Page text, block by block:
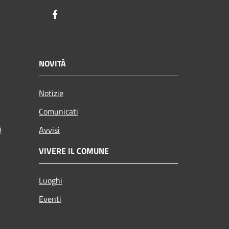
NOVITÀ
Notizie
Comunicati
Avvisi
VIVERE IL COMUNE
Luoghi
Eventi